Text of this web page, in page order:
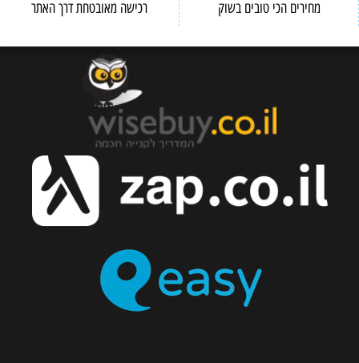
מחירים הכי טובים בשוק
רכישה מאובטחת דרך האתר